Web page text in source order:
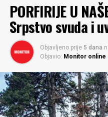
PORFIRIJE U
Srpstvo svuda i
Objavljeno prije 5 dana
Objavio: Monitor online